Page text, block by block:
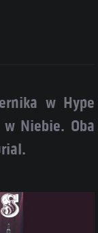
w Hype
Niebie. Oba